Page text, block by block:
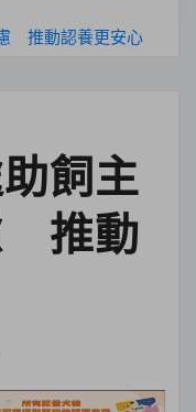
推動認養更安心
飼主
推動